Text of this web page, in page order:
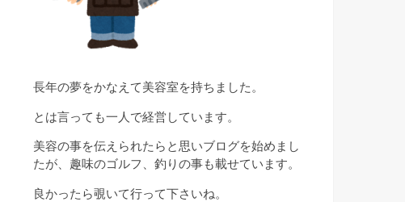
長年の夢をかなえて美容室を持ちました。
とは言っても一人で経営しています。
美容の事を伝えられたらと思いブログを始めまし
たが、趣味のゴルフ、釣りの事も載せています。
良かったら覗いて行って下さいね。